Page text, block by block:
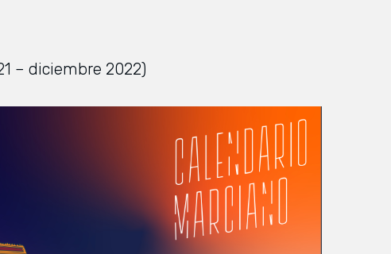
– diciembre 2022)